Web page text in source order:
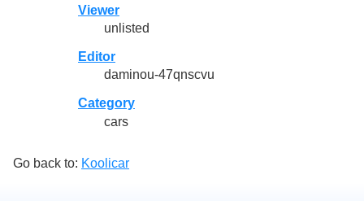
Viewer
unlisted
Editor
daminou-47qnscvu
Category
cars
Go back to: Koolicar